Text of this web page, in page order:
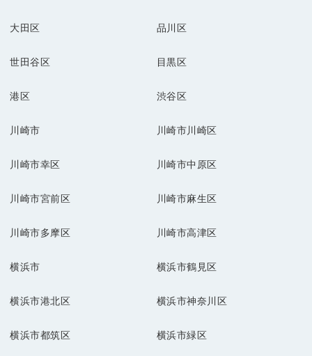
大田区 品川区
世田谷区 目黒区
港区 渋谷区
川崎市 川崎市川崎区
川崎市幸区 川崎市中原区
川崎市宮前区 川崎市麻生区
川崎市多摩区 川崎市高津区
横浜市 横浜市鶴見区
横浜市港北区 横浜市神奈川区
横浜市都筑区 横浜市緑区